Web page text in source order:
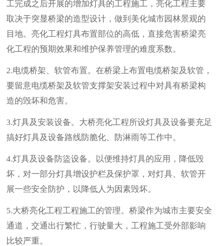
工完成之后开展的增加灯具的工程施工，亮化工程主要
取决于突显桥梁的造型设计，做到美化城市园林景观的
目地。亮化工程灯具布置部位的高低，直接危害桥梁亮
化工程的预期效果和维护保养管理的难度系数。
2.电缆桥架、软管布置。在桥梁上布置电缆桥架及软管，
要留意电缆桥架及软管支撑架安装过程中对具有桥梁构
造的毁坏和危害。
3.灯具及安装设备。大桥亮化工程所设灯具及设备要充足
搞好灯具及设备路线防脆化、防淋雨等工作中。
4.灯具及设备防盜设备。以便维持灯具的应用，降低毁
坏，对一部分灯具增设护栏及保护罩，对灯具、软管开
展一些安全防护，以降低人为因素毁坏。
5.大桥亮化工程工程施工的管理。桥梁作为城市主要安全
通道，交通出行繁忙，行驶量大，工程施工受外部影响
比较严重。